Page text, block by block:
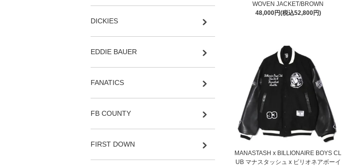
WOVEN JACKET/BROWN
48,000円(税込52,800円)
MANASTASH x BILLIONAIRE BOYS CL
UB マナスタッシュ x ビリオネアボーイ
DICKIES
EDDIE BAUER
FANATICS
FB COUNTY
FIRST DOWN